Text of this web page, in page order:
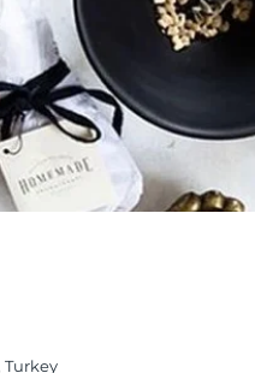
Turkey